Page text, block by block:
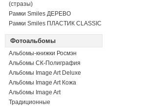
(стразы)
Рамки Smiles ДЕРЕВО
Рамки Smiles ПЛАСТИК CLASSIC
Фотоальбомы
Альбомы-книжки Росмэн
Альбомы СК-Полиграфия
Альбомы Image Art Deluxe
Альбомы Image Art Кожа
Альбомы Image Art
Традиционные